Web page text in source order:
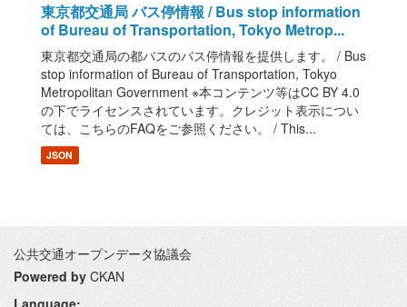
東京都交通局 バス停情報 / Bus stop information
of Bureau of Transportation, Tokyo Metrop...
東京都交通局の都バスのバス停情報を提供します。 / Bus
stop information of Bureau of Transportation, Tokyo
Metropolitan Government ※本コンテンツ等はCC BY 4.0
の下でライセンスされています。クレジット表示につい
ては、こちらのFAQをご参照ください。 / This...
JSON
公共交通オープンデータ協議会
Powered by CKAN
Language